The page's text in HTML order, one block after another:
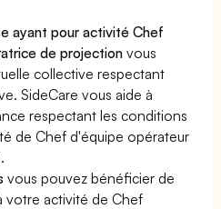
ayant pour activité Chef
de projection vous
collective respectant
SideCare vous aide à
respectant les conditions
de Chef d'équipe opérateur
vous pouvez bénéficier de
votre activité de Chef